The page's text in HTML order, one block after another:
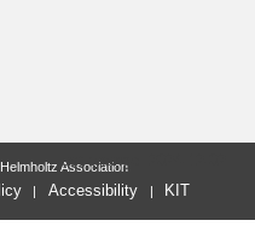
last change: 2024-12-02
Association
Accessibility KIT